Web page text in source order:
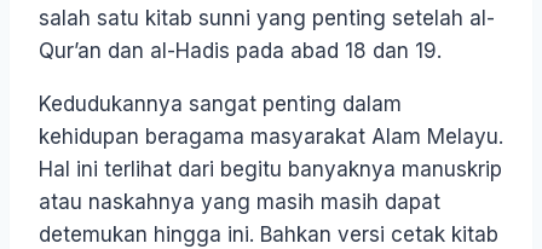
salah satu kitab sunni yang penting setelah al-
Qur’an dan al-Hadis pada abad 18 dan 19.
Kedudukannya sangat penting dalam
kehidupan beragama masyarakat Alam Melayu.
Hal ini terlihat dari begitu banyaknya manuskrip
atau naskahnya yang masih masih dapat
detemukan hingga ini. Bahkan versi cetak kitab